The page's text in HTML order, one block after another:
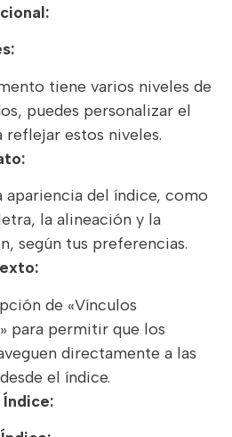
tiene varios niveles de
puedes personalizar el
reflejar estos niveles.
apariencia del índice, como
la alineación y la
según tus preferencias.
de «Vínculos
para permitir que los
directamente a las
el índice.